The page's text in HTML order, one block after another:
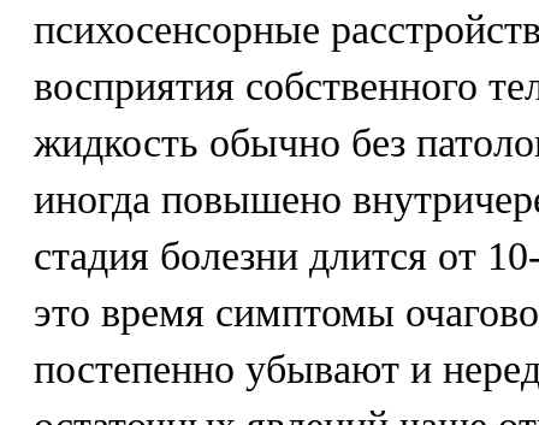
психосенсорные
восприятия собственного
жидкость обычно без
иногда повышено
стадия болезни длится от
это время симптомы
постепенно убывают и